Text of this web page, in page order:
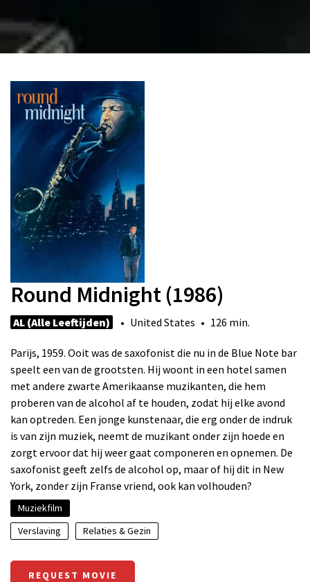
Round Midnight (1986)
AL (Alle Leeftijden) • United States • 126 min.
Parijs, 1959. Ooit was de saxofonist die nu in de Blue Note bar
speelt een van de grootsten. Hij woont in een hotel samen
met andere zwarte Amerikaanse muzikanten, die hem
proberen van de alcohol af te houden, zodat hij elke avond
kan optreden. Een jonge kunstenaar, die erg onder de indruk
is van zijn muziek, neemt de muzikant onder zijn hoede en
zorgt ervoor dat hij weer gaat componeren en opnemen. De
saxofonist geeft zelfs de alcohol op, maar of hij dit in New
York, zonder zijn Franse vriend, ook kan volhouden?
Muziekfilm
Verslaving
Relaties & Gezin
REQUEST MOVIE